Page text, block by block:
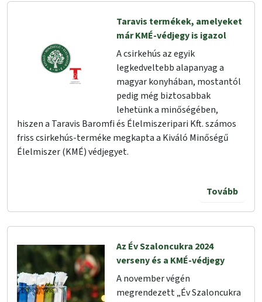
Taravis termékek, amelyeket
már KMÉ-védjegy is igazol
A csirkehús az egyik
legkedveltebb alapanyag a
magyar konyhában, mostantól
pedig még biztosabbak
lehetünk a minőségében,
hiszen a Taravis Baromfi és Élelmiszeripari Kft. számos
friss csirkehús-terméke megkapta a Kiváló Minőségű
Élelmiszer (KMÉ) védjegyet.
Tovább
Az Év Szaloncukra 2024
verseny és a KMÉ-védjegy
A november végén
megrendezett „Év Szaloncukra